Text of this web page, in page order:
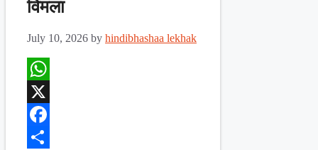
विमला
July 10, 2026 by hindibhashaa lekhak
WhatsApp
X
Facebook